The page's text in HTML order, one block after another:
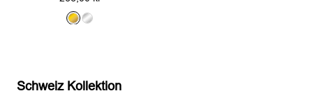
G S
e
Schweiz Kollektion